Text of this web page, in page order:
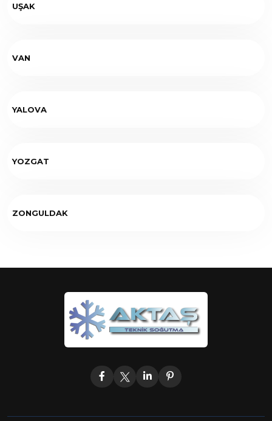
UŞAK
VAN
YALOVA
YOZGAT
ZONGULDAK